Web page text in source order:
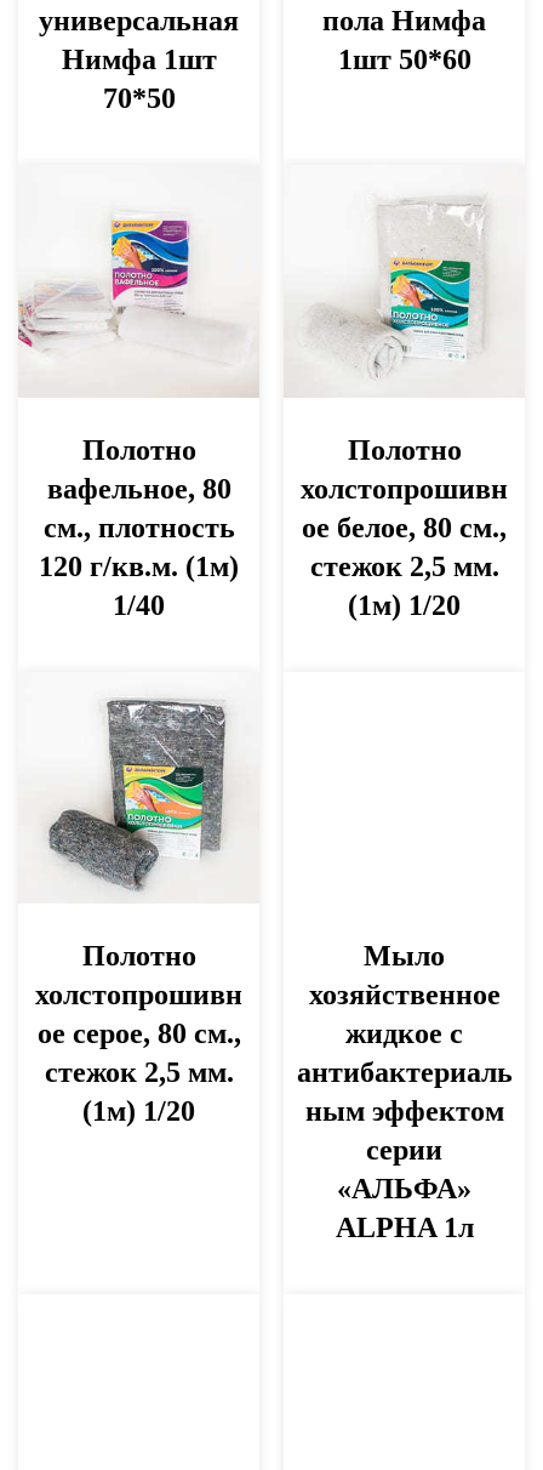
универсальная
Нимфа 1шт
70*50
пола Нимфа
1шт 50*60
Полотно
вафельное, 80
см., плотность
120 г/кв.м. (1м)
1/40
Полотно
холстопрошивн
ое белое, 80 см.,
стежок 2,5 мм.
(1м) 1/20
Полотно
холстопрошивн
ое серое, 80 см.,
стежок 2,5 мм.
(1м) 1/20
Мыло
хозяйственное
жидкое с
антибактериаль
ным эффектом
серии
«АЛЬФА»
ALPHA 1л